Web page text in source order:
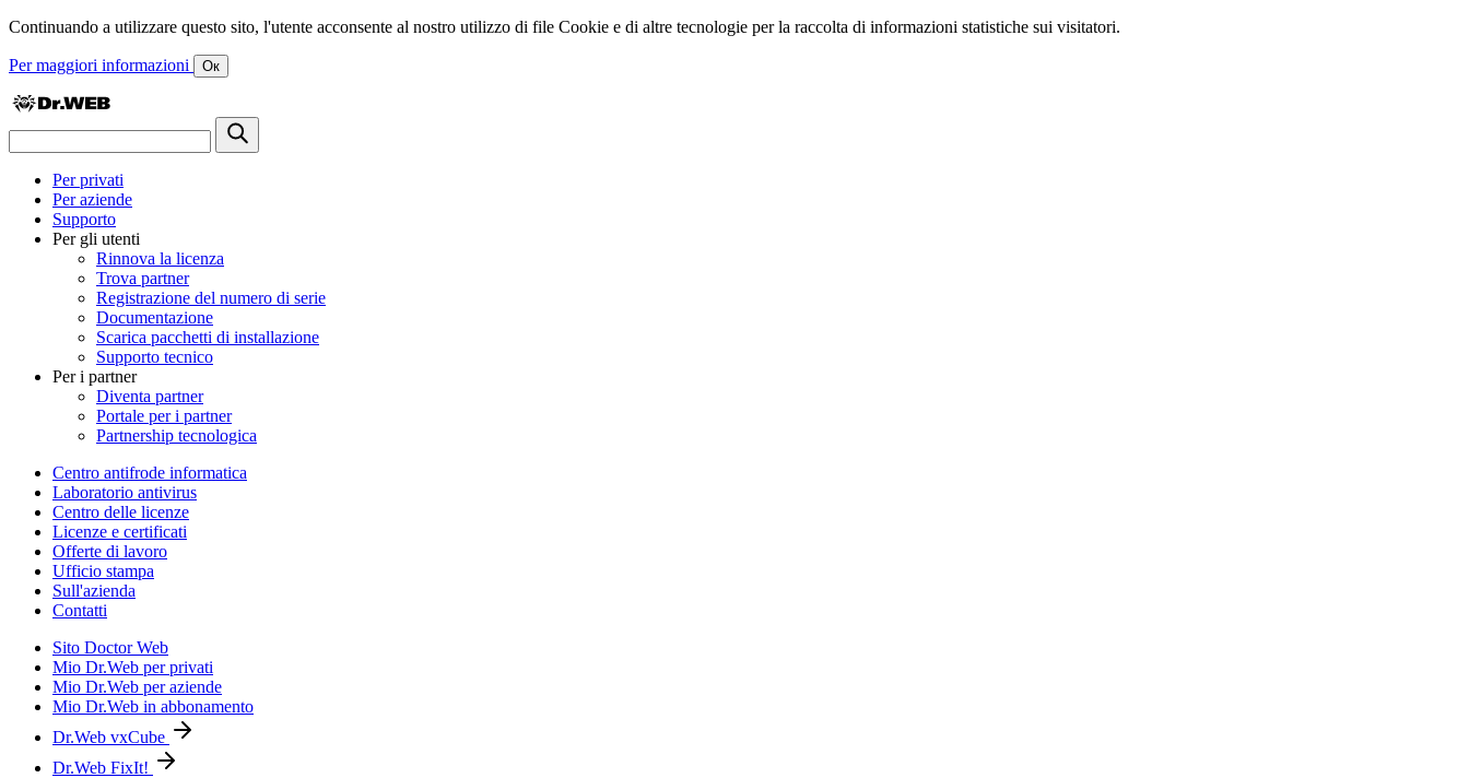
Continuando a utilizzare questo sito, l'utente acconsente al nostro utilizzo di file Cookie e di altre tecnologie per la raccolta di informazioni statistiche sui visitatori.
Per maggiori informazioni Ок
Per privati
Per aziende
Supporto
Per gli utenti
Rinnova la licenza
Trova partner
Registrazione del numero di serie
Documentazione
Scarica pacchetti di installazione
Supporto tecnico
Per i partner
Diventa partner
Portale per i partner
Partnership tecnologica
Centro antifrode informatica
Laboratorio antivirus
Centro delle licenze
Licenze e certificati
Offerte di lavoro
Ufficio stampa
Sull'azienda
Contatti
Sito Doctor Web
Mio Dr.Web per privati
Mio Dr.Web per aziende
Mio Dr.Web in abbonamento
Dr.Web vxCube
Dr.Web FixIt!